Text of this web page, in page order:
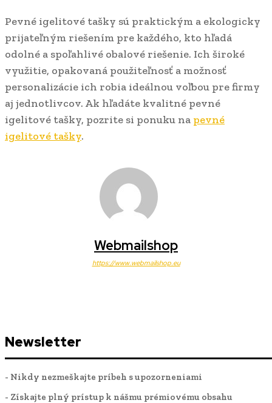
Pevné igelitové tašky sú praktickým a ekologicky
prijateľným riešením pre každého, kto hľadá
odolné a spoľahlivé obalové riešenie. Ich široké
využitie, opakovaná použiteľnosť a možnosť
personalizácie ich robia ideálnou voľbou pre firmy
aj jednotlivcov. Ak hľadáte kvalitné pevné
igelitové tašky, pozrite si ponuku na pevné
igelitové tašky.
Webmailshop
https://www.webmailshop.eu
Newsletter
- Nikdy nezmeškajte príbeh s upozorneniami
- Získajte plný prístup k nášmu prémiovému obsahu